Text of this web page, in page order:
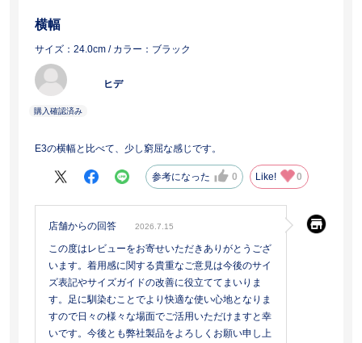
横幅
サイズ：24.0cm / カラー：ブラック
ヒデ
E3の横幅と比べて、少し窮屈な感じです。
参考になった 0 Like! 0
店舗からの回答 2026.7.15
この度はレビューをお寄せいただきありがとうござ
います。着用感に関する貴重なご意見は今後のサイ
ズ表記やサイズガイドの改善に役立ててまいりま
す。足に馴染むことでより快適な使い心地となりま
すので日々の様々な場面でご活用いただけますと幸
いです。今後とも弊社製品をよろしくお願い申し上